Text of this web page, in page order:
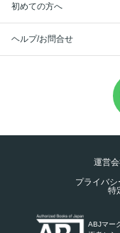
初めての方へ
ヘルプ/お問合せ
運営
プライバ
特
ABJマー